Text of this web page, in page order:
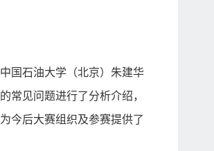
国石油大学（北京）朱建华
常见问题进行了分析介绍，
今后大赛组织及参赛提供了